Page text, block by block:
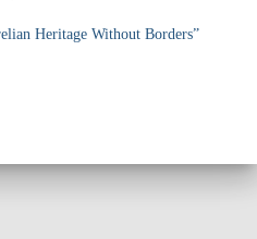
Heritage Without Borders”